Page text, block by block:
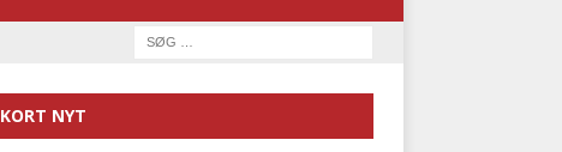
KORT NYT